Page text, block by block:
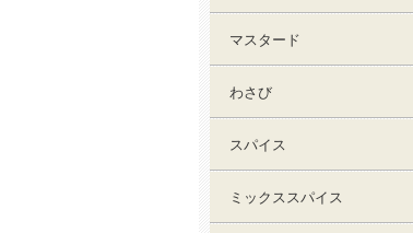
マスタード
わさび
スパイス
ミックススパイス